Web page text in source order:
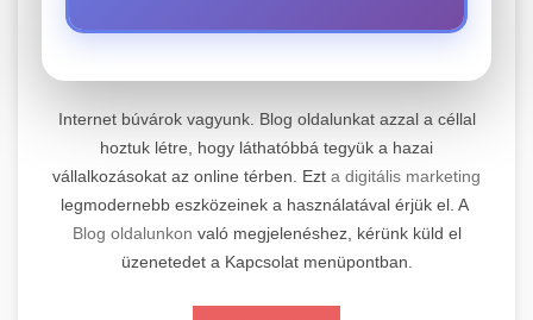
+
Professzionális elektromos roller javítási és
karbantartási szolgáltatások. Szakértő
technikusaink minőségi szervízt nyújtanak
minden jelentős márkához és modellhez.
Szervizközpont Látogatása
📊 2. Online Marketing
Ügynökség
+
Átfogó online marketing szolgáltatások,
beleértve a SEO-t, közösségi média kezelést és
Internet búvárok vagyunk. Blog oldalunkat azzal a céllal
hoztuk létre, hogy láthatóbbá tegyük a hazai
vállalkozásokat az online térben. Ezt a digitális marketing
legmodernebb eszközeinek a használatával érjük el. A
Blog oldalunkon való megjelenéshez, kérünk küld el
üzenetedet a Kapcsolat menüpontban.